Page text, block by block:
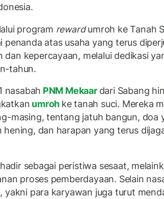
program rewardumroh ke Tanah
penanda atas usaha yang terus
dan kepercayaan, melalui dedikasi
tahun.
nasabah PNM Mekaar dari Sabang
umroh ke tanah suci. Mereka
masing, tentang jatuh bangun, doa
hening, dan harapan yang terus
sebagai peristiwa sesaat,
proses pemberdayaan. Selain
yakni para karyawan juga turut